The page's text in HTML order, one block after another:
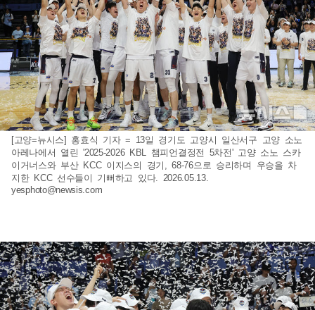
[고양=뉴시스] 홍효식 기자 = 13일 경기도 고양시 일산서구 고양 소노
아레나에서 열린 '2025-2026 KBL 챔피언결정전 5차전' 고양 소노 스카
이거너스와 부산 KCC 이지스의 경기, 68-76으로 승리하며 우승을 차
지한 KCC 선수들이 기뻐하고 있다. 2026.05.13.
yesphoto@newsis.com